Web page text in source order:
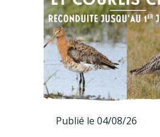
Publié le 04/08/26